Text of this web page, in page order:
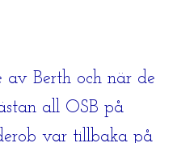
av Berth och när de
all OSB på
var tillbaka på